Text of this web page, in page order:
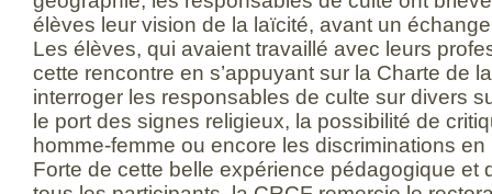
élèves leur vision de la laïcité, avant un
Les élèves, qui avaient travaillé avec leurs
cette rencontre en s’appuyant sur la Charte de
interroger les responsables de culte sur divers
le port des signes religieux, la possibilité de
homme-femme ou encore les discriminations
Forte de cette belle expérience pédagogique et